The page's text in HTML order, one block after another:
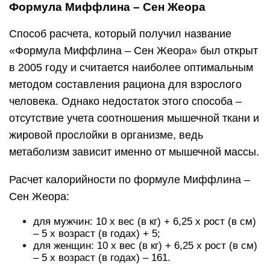
Формула Миффлина – Сен Жеора
Способ расчета, который получил название
«Формула Миффлина – Сен Жеора» был открыт
в 2005 году и считается наиболее оптимальным
методом составления рациона для взрослого
человека. Однако недостаток этого способа –
отсутствие учета соотношения мышечной ткани и
жировой прослойки в организме, ведь
метаболизм зависит именно от мышечной массы.
Расчет калорийности по формуле Миффлина –
Сен Жеора:
для мужчин: 10 х вес (в кг) + 6,25 х рост (в см)
– 5 х возраст (в годах) + 5;
для женщин: 10 х вес (в кг) + 6,25 х рост (в см)
– 5 х возраст (в годах) – 161.